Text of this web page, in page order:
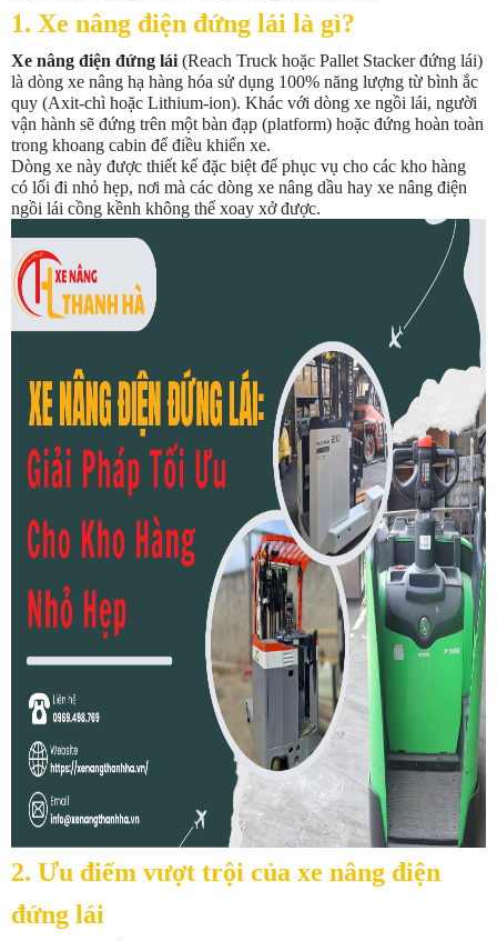
1. Xe nâng điện đứng lái là gì?
Xe nâng điện đứng lái (Reach Truck hoặc Pallet Stacker đứng lái)
là dòng xe nâng hạ hàng hóa sử dụng 100% năng lượng từ bình ắc
quy (Axit-chì hoặc Lithium-ion). Khác với dòng xe ngồi lái, người
vận hành sẽ đứng trên một bàn đạp (platform) hoặc đứng hoàn toàn
trong khoang cabin để điều khiển xe.
Dòng xe này được thiết kế đặc biệt để phục vụ cho các kho hàng
có lối đi nhỏ hẹp, nơi mà các dòng xe nâng dầu hay xe nâng điện
ngồi lái cồng kềnh không thể xoay xở được.
2. Ưu điểm vượt trội của xe nâng điện
đứng lái